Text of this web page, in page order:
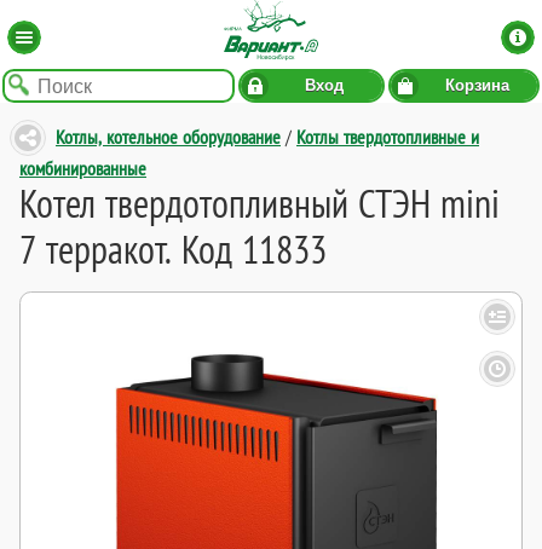
Вход Корзина
Котлы, котельное оборудование / Котлы твердотопливные и
комбинированные
Котел твердотопливный СТЭН mini
7 терракот. Код 11833